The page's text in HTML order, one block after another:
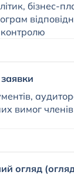
бізнес-
вимог
огляд